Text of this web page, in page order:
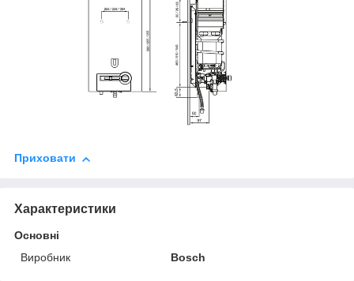
Приховати
Характеристики
Основні
Виробник
Bosch